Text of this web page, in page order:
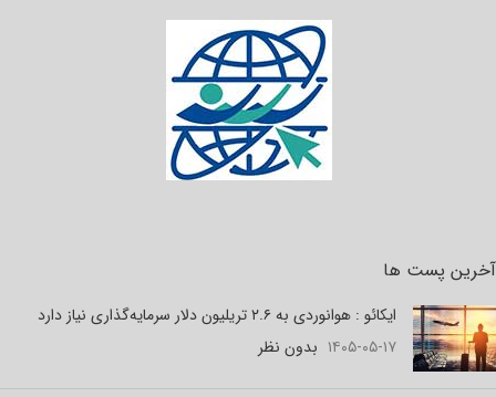
آخرین پست ها
ایکائو : هوانوردی به ۲.۶ تریلیون دلار سرمایه‌گذاری نیاز دارد
۱۴۰۵-۰۵-۱۷ بدون نظر